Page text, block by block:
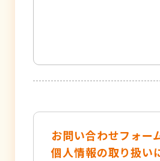
お問い合わせフォー
個人情報の取り扱い